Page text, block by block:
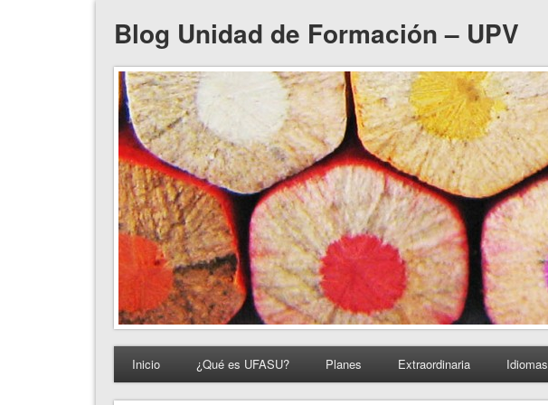
Blog Unidad de Formación – UPV
Inicio ¿Qué es UFASU? Planes Extraordinaria Idiomas